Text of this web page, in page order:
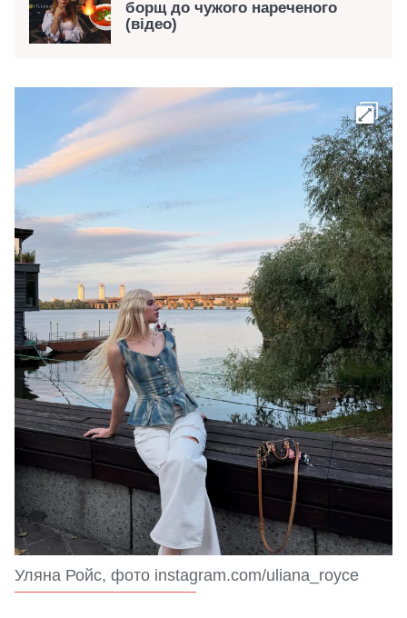
борщ до чужого нареченого
(відео)
Уляна Ройс, фото instagram.com/uliana_royce